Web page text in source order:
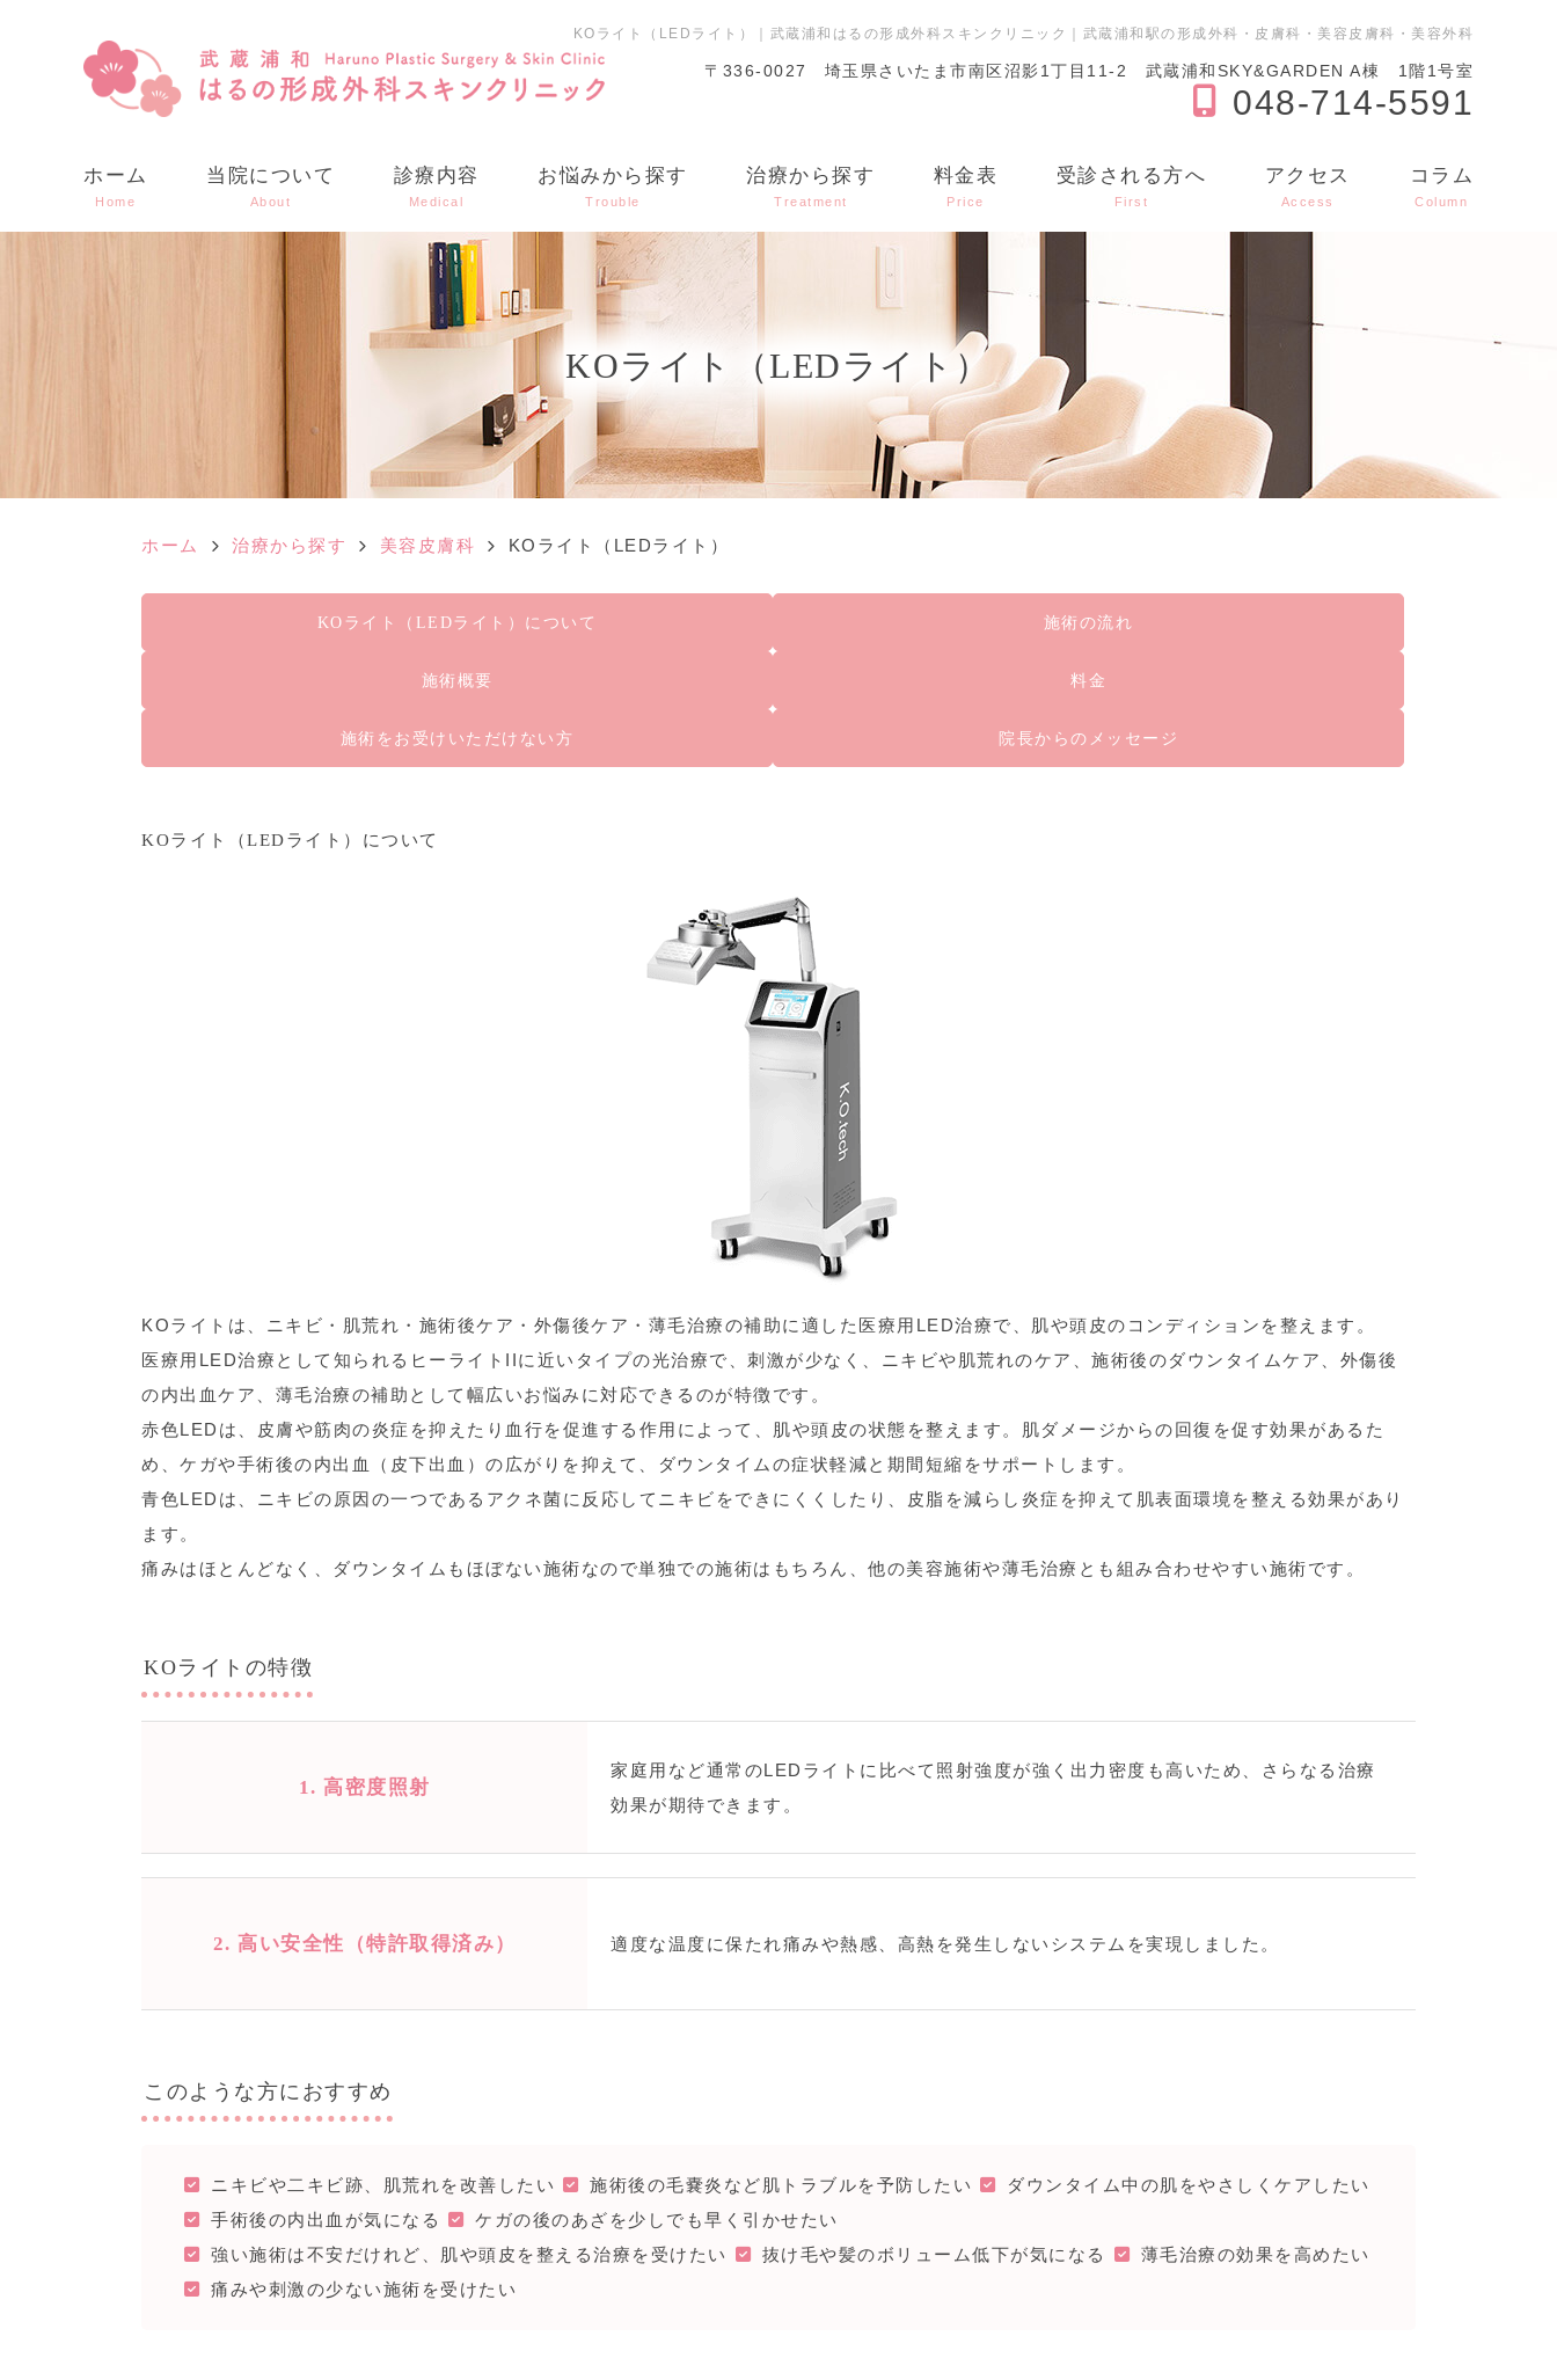
KOライト（LEDライト）｜武蔵浦和はるの形成外科スキンクリニック｜武蔵浦和駅の形成外科・皮膚科・美容皮膚科・美容外科
〒336-0027 埼玉県さいたま市南区沼影1丁目11-2 武蔵浦和SKY&GARDEN A棟 1階1号室
048-714-5591
ホーム
Home
当院について
About
診療内容
Medical
お悩みから探す
Trouble
治療から探す
Treatment
料金表
Price
受診される方へ
First
アクセス
Access
コラム
Column
KOライト（LEDライト）
ホーム 治療から探す 美容皮膚科 KOライト（LEDライト）
KOライト（LEDライト）について 施術の流れ
施術概要 料金
施術をお受けいただけない方 院長からのメッセージ
KOライト（LEDライト）について
KOライトは、ニキビ・肌荒れ・施術後ケア・外傷後ケア・薄毛治療の補助に適した医療用LED治療で、肌や頭皮のコンディションを整えます。
医療用LED治療として知られるヒーライトIIに近いタイプの光治療で、刺激が少なく、ニキビや肌荒れのケア、施術後のダウンタイムケア、外傷後
の内出血ケア、薄毛治療の補助として幅広いお悩みに対応できるのが特徴です。
赤色LEDは、皮膚や筋肉の炎症を抑えたり血行を促進する作用によって、肌や頭皮の状態を整えます。肌ダメージからの回復を促す効果があるた
め、ケガや手術後の内出血（皮下出血）の広がりを抑えて、ダウンタイムの症状軽減と期間短縮をサポートします。
青色LEDは、ニキビの原因の一つであるアクネ菌に反応してニキビをできにくくしたり、皮脂を減らし炎症を抑えて肌表面環境を整える効果があり
ます。
痛みはほとんどなく、ダウンタイムもほぼない施術なので単独での施術はもちろん、他の美容施術や薄毛治療とも組み合わせやすい施術です。
KOライトの特徴
1. 高密度照射
家庭用など通常のLEDライトに比べて照射強度が強く出力密度も高いため、さらなる治療
効果が期待できます。
2. 高い安全性（特許取得済み） 適度な温度に保たれ痛みや熱感、高熱を発生しないシステムを実現しました。
このような方におすすめ
ニキビや二キビ跡、肌荒れを改善したい 施術後の毛嚢炎など肌トラブルを予防したい
ダウンタイム中の肌をやさしくケアしたい
手術後の内出血が気になる
ケガの後のあざを少しでも早く引かせたい
強い施術は不安だけれど、肌や頭皮を整える治療を受けたい
抜け毛や髪のボリューム低下が気になる
薄毛治療の効果を高めたい
痛みや刺激の少ない施術を受けたい